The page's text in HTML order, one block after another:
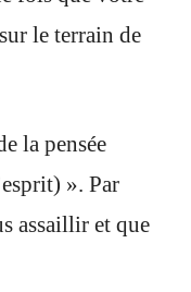
le terrain de
la pensée
». Par
assaillir et que